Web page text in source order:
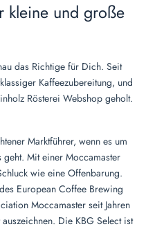
kleine und große
das Richtige für Dich. Seit
Kaffeezubereitung, und
Rösterei Webshop geholt.
Marktführer, wenn es um
Mit einer Moccamaster
wie eine Offenbarung.
European Coffee Brewing
Moccamaster seit Jahren
Die KBG Select ist